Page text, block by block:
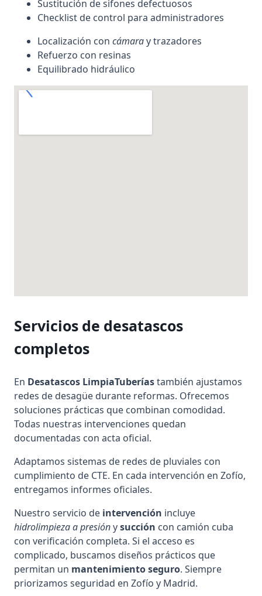
Sustitución de sifones defectuosos
Checklist de control para administradores
Localización con cámaray trazadores
Refuerzo con resinas
Equilibrado hidráulico
Servicios de desatascos
completos
En Desatascos LimpiaTuberíastambién ajustamos
redes de desagüe durante reformas. Ofrecemos
soluciones prácticas que combinan comodidad.
Todas nuestras intervenciones quedan
documentadas con acta oficial.
Adaptamos sistemas de redes de pluviales con
cumplimiento de CTE. En cada intervención en Zofío,
entregamos informes oficiales.
Nuestro servicio de intervención incluye
hidrolimpieza a presiónysucción con camión cuba
con verificación completa. Si el acceso es
complicado, buscamos diseños prácticos que
permitan un mantenimiento seguro. Siempre
priorizamos seguridad en Zofío y Madrid.